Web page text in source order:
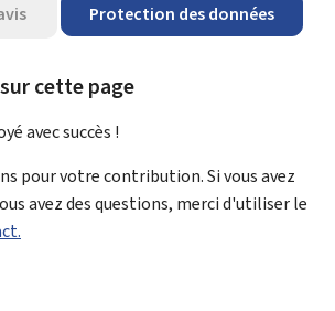
Protection des données
cette page
avecsuccès !
pour votre contribution. Si vous avez
avez des questions, merci d'utiliser le